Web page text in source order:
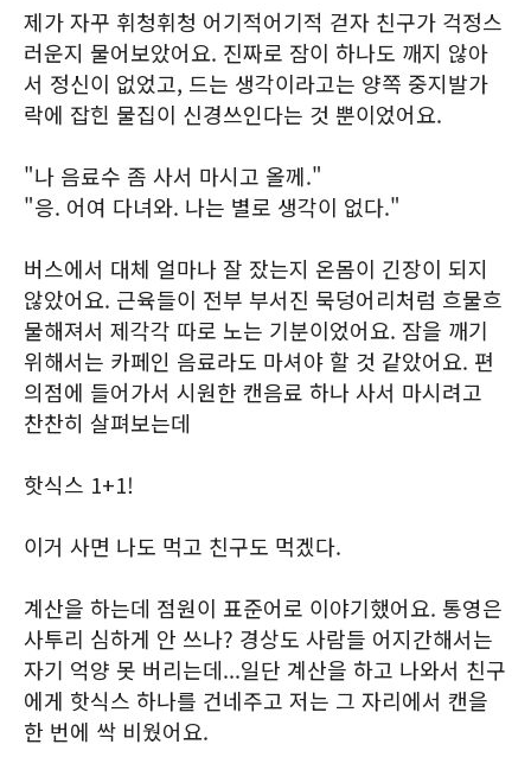
제가 자꾸 휘청휘청 어기적어기적 걷자 친구가 걱정스
러운지 물어보았어요. 진짜로 잠이 하나도 깨지 않아
서 정신이 없었고, 드는 생각이라고는 양쪽 중지발가
락에 잡힌 물집이 신경쓰인다는 것 뿐이었어요.
"나 음료수 좀 사서 마시고 올께."
"응. 어여 다녀와. 나는 별로 생각이 없다."
버스에서 대체 얼마나 잘 잤는지 온몸이 긴장이 되지
않았어요. 근육들이 전부 부서진 묵덩어리처럼 흐물흐
물해져서 제각각 따로 노는 기분이었어요. 잠을 깨기
위해서는 카페인 음료라도 마셔야 할 것 같았어요. 편
의점에 들어가서 시원한 캔음료 하나 사서 마시려고
찬찬히 살펴보는데
핫식스 1+1!
이거 사면 나도 먹고 친구도 먹겠다.
계산을 하는데 점원이 표준어로 이야기했어요. 통영은
사투리 심하게 안 쓰나? 경상도 사람들 어지간해서는
자기 억양 못 버리는데...일단 계산을 하고 나와서 친구
에게 핫식스 하나를 건네주고 저는 그 자리에서 캔을
한 번에 싹 비웠어요.